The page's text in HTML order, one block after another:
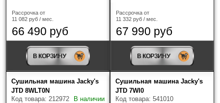
Jacky's(9)
Глубина стиральной машины
52.3 см(1)
Рассрочка от
11 082 руб / мес.
66 490 руб
В КОРЗИНУ
Рассрочка от
11 332 руб / мес.
67 990 руб
В КОРЗИНУ
Сушильная машина Jacky's
JTD 8WLT0N
Код товара: 212972
В наличии
Сушильная машина Jacky's
JTD 7WI0
Код товара: 541010